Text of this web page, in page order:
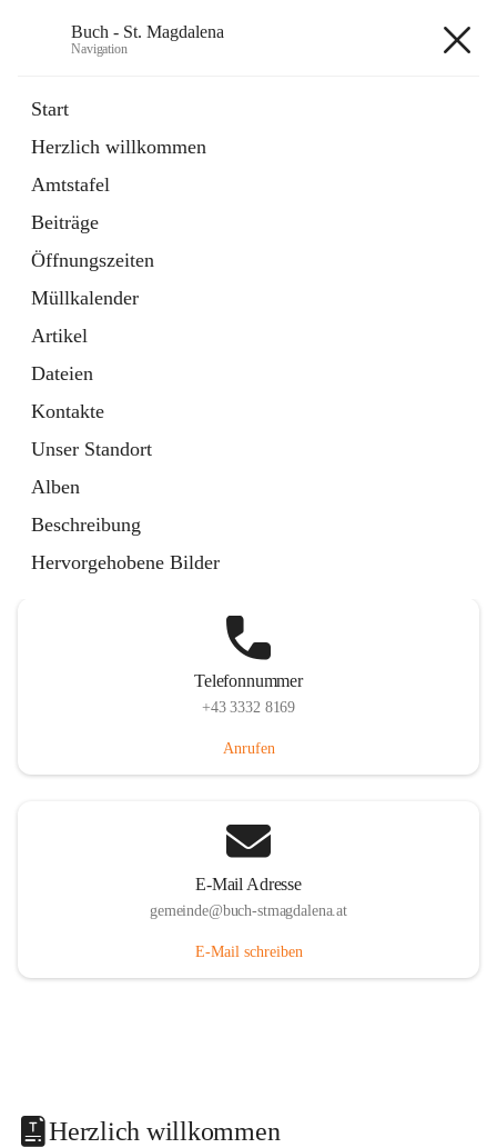
Buch - St. Magdalena
Navigation
Start
Herzlich willkommen
Amtstafel
Beiträge
Öffnungszeiten
Müllkalender
Artikel
Dateien
Kontakte
Unser Standort
Alben
Beschreibung
Hervorgehobene Bilder
11 Schnellzugriffe
Bürgerservice
10 Schnellzugriffe
Telefonnummer
+43 3332 8169
Anrufen
E-Mail Adresse
gemeinde@buch-stmagdalena.at
E-Mail schreiben
Herzlich willkommen